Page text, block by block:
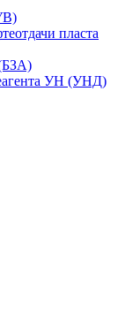
пласта
УН (УНД)